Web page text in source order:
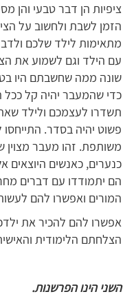
ציפיות הן דבר טבעי והן
הזמן לשבת ולחשוב על
מתאימות לילד שלכם
עם הילד וגם לשמוע את
שונה ממה שחשבתם היו
כדי שהמעבר יהיה קל
תשדרו לעצמכם ולילד
פשוט יהיה בסדר.
משותפת. זהו מעבר מצוין
כנערים, כאנשים היוצאים
הם יתמודדו עם דברים
המורים ואפשרו להם
אפשרו להם להכיר את
הצלחתם הלימודית
השני הינו הפרשנות.